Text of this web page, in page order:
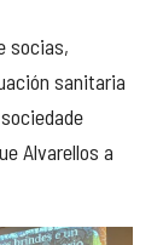
socias,
sanitaria
Alvarellos a